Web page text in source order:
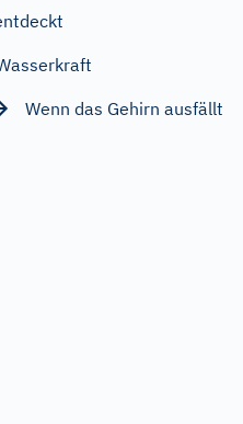
Wenn das Gehirn ausfällt